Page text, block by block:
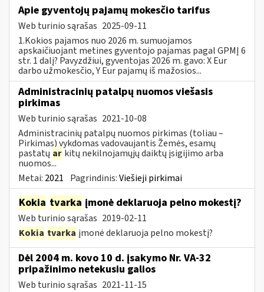
Apie gyventojų pajamų mokesčio tarifus
Web turinio sąrašas 2025-09-11
1.Kokios pajamos nuo 2026 m. sumuojamos
apskaičiuojant metines gyventojo pajamas pagal GPMĮ 6
str. 1 dalį? Pavyzdžiui, gyventojas 2026 m. gavo: X Eur
darbo užmokesčio, Y Eur pajamų iš mažosios...
Administracinių patalpų nuomos viešasis
pirkimas
Web turinio sąrašas 2021-10-08
Administracinių patalpų nuomos pirkimas (toliau –
Pirkimas) vykdomas vadovaujantis Žemės, esamų
pastatų ar kitų nekilnojamųjų daiktų įsigijimo arba
nuomos...
Metai: 2021 Pagrindinis:Viešieji pirkimai
Kokia tvarka įmonė deklaruoja pelno mokestį?
Web turinio sąrašas 2019-02-11
Kokia tvarka įmonė deklaruoja pelno mokestį?
Dėl 2004 m. kovo 10 d. įsakymo Nr. VA-32
pripažinimo netekusiu galios
Web turinio sąrašas 2021-11-15